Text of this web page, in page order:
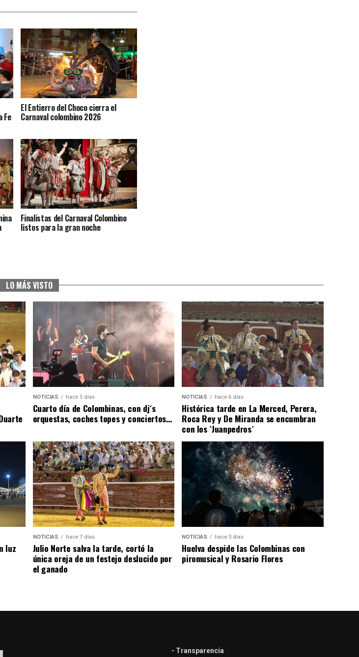
Fe
El Entierro del Choco cierra el
Carnaval colombino 2026
Finalistas del Carnaval Colombino
listos para la gran noche
LO MÁS VISTO
NOTICIAS hace 5 días
Cuarto día de Colombinas, con dj´s
orquestas, coches topes y conciertos…
NOTICIAS hace 6 días
Histórica tarde en La Merced, Perera,
Roca Rey y De Miranda se encumbran
con los `Juanpedros´
luz
NOTICIAS hace 7 días
Julio Norte salva la tarde, cortó la
única oreja de un festejo deslucido por
el ganado
NOTICIAS hace 3 días
Huelva despide las Colombinas con
piromusical y Rosario Flores
- Transparencia